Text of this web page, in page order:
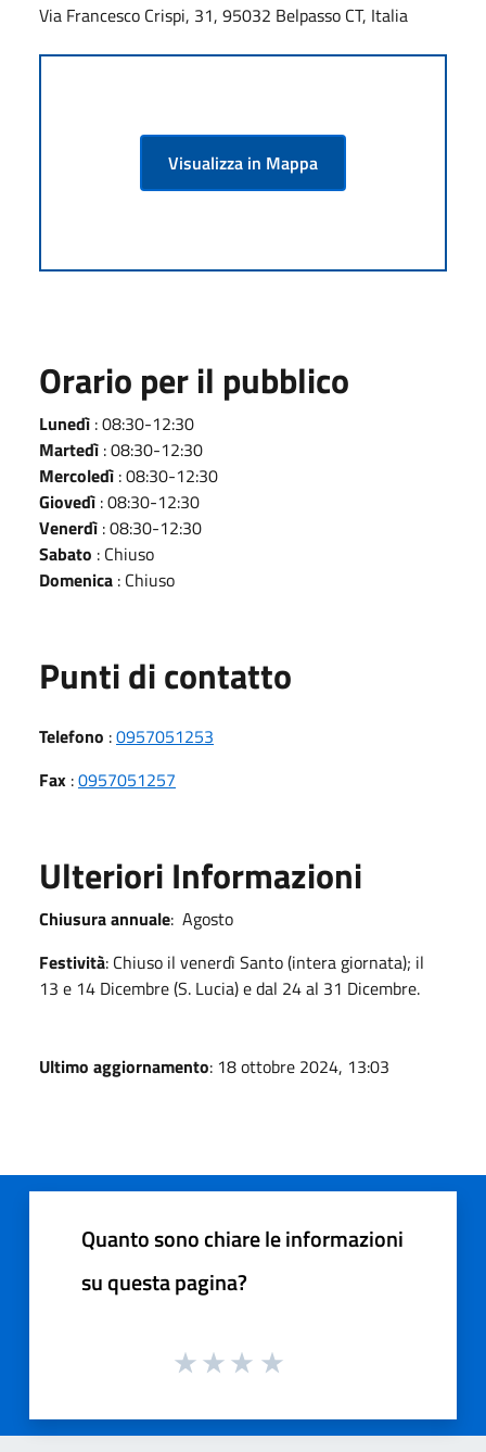
Via Francesco Crispi, 31, 95032 Belpasso CT, Italia
Visualizza in Mappa
Orario per il pubblico
Lunedì : 08:30-12:30
Martedì : 08:30-12:30
Mercoledì : 08:30-12:30
Giovedì : 08:30-12:30
Venerdì : 08:30-12:30
Sabato : Chiuso
Domenica : Chiuso
Punti di contatto
Telefono :0957051253
Fax :0957051257
Ulteriori Informazioni
Chiusura annuale: Agosto
Festività: Chiuso il venerdì Santo (intera giornata); il
13 e 14 Dicembre (S. Lucia) e dal 24 al 31 Dicembre.
Ultimo aggiornamento: 18 ottobre 2024, 13:03
Quanto sono chiare le informazioni
su questa pagina?